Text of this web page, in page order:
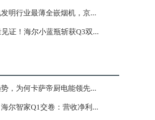
明行业最薄全嵌烟机，京...
证！海尔小蓝瓶斩获Q3双...
，为何卡萨帝厨电能领先...
尔智家Q1交卷：营收净利...